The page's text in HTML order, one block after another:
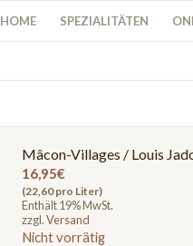
HOME SPEZIALITÄTEN
Mâcon-Villages / Louis
16,95€
(22,60 pro Liter)
Enthält 19% MwSt.
zzgl.Versand
Nicht vorrätig